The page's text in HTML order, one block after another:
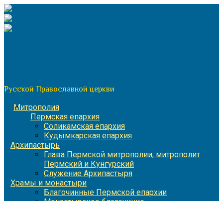
Перейти
к
содержимому
Русской Православной церкви
Митрополия
Пермская епархия
Соликамская епархия
Кудымкарская епархия
Архипастырь
Глава Пермской митрополии, митрополит
Пермский и Кунгурский
Служение Архипастыря
Храмы и монастыри
Благочинные Пермской епархии